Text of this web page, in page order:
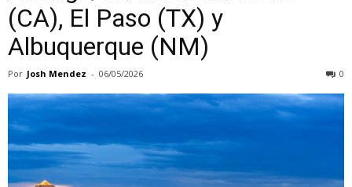
(CA), El Paso (TX) y
Albuquerque (NM)
Por Josh Mendez - 06/05/2026 0